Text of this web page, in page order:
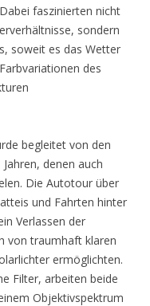
faszinierten nicht
sondern
soweit es das Wetter
des
begleitet von den
denen auch
Die Autotour über
und Fahrten hinter
Verlassen der
von traumhaft klaren
ermöglichten.
Filter, arbeiten beide
Objektivspektrum